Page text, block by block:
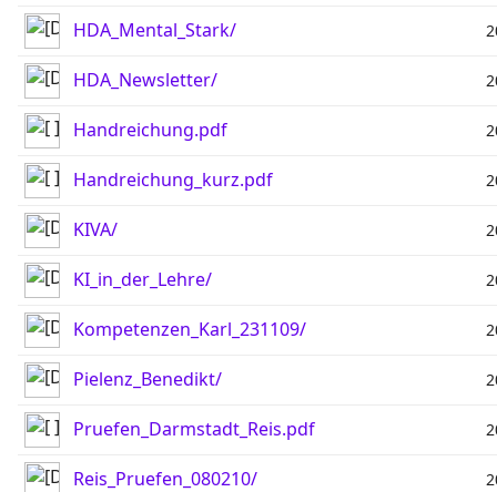
HDA_Mental_Stark/
HDA_Newsletter/
Handreichung.pdf
Handreichung_kurz.pdf
KIVA/
KI_in_der_Lehre/
Kompetenzen_Karl_231109/
Pielenz_Benedikt/
Pruefen_Darmstadt_Reis.pdf
Reis_Pruefen_080210/